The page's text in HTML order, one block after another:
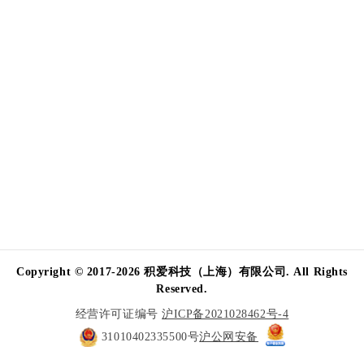
Copyright © 2017-2026 积爱科技（上海）有限公司. All Rights
Reserved.
经营许可证编号沪ICP备2021028462号-4
31010402335500号沪公网安备